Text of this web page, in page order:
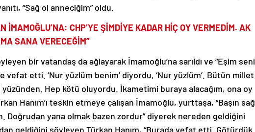
“Sağ ol anneciğim” oldu.
İMAMOĞLU’NA: CHP’YE ŞİMDİYE KADAR HİÇ OY VERMEDİM. AK
SANA VERECEĞİM”
bir vatandaş da ağlayarak İmamoğlu’na sarıldı ve “Eşim seni
vefat etti. ‘Nur yüzlüm benim’ diyordu, ‘Nur yüzlüm’. Bütün millet
Hep kötü oluyordu. İkametimi buraya alacağım, ona oy
Hanım’ı teskin etmeye çalışan İmamoğlu, yurttaşa, “Başın sağ
Doğrudan yana olmak bazen zordur” diyerek nereden geldiğini
geldiğini söyleyen Türkan Hanım, “Burada vefat etti. Götürdük